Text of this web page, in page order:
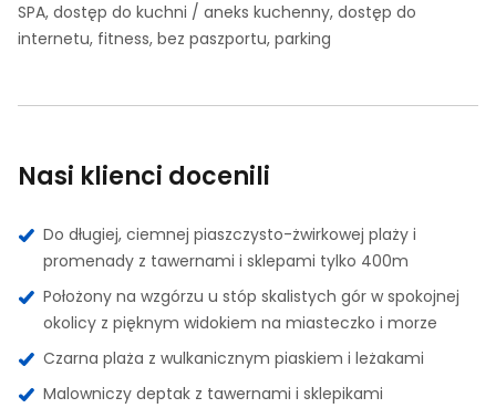
SPA, dostęp do kuchni / aneks kuchenny, dostęp do
internetu, fitness, bez paszportu, parking
Nasi klienci docenili
Do długiej, ciemnej piaszczysto-żwirkowej plaży i
promenady z tawernami i sklepami tylko 400m
Położony na wzgórzu u stóp skalistych gór w spokojnej
okolicy z pięknym widokiem na miasteczko i morze
Czarna plaża z wulkanicznym piaskiem i leżakami
Malowniczy deptak z tawernami i sklepikami